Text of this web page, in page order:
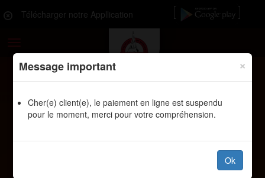
Télécharger notre Appllication
navigation
Message important ×
Cher(e) client(e), le paiement en ligne est suspendu
pour le moment, merci pour votre compréhension.
Ok